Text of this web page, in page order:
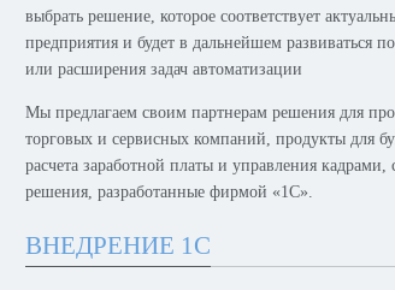
выбрать решение, которое соответствует
предприятия и будет в дальнейшем развиваться
или расширения задач автоматизации
Мы предлагаем своим партнерам решения для
торговых и сервисных компаний, продукты для
расчета заработной платы и управления
решения, разработанные фирмой «1С».
ВНЕДРЕНИЕ 1С